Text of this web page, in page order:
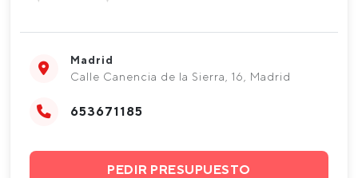
Madrid
Calle Canencia de la Sierra, 16, Madrid
653671185
PEDIR PRESUPUESTO